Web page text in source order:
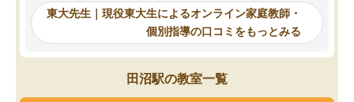
れるので、親としても安心です。毎日
使える自習室とかもあり、わからない
ところがあれば先生が回答してくれる
のも重宝しています。
自習室が毎日使えていつ
るのが心強かったよう
謝です。
東大先生｜現役東大生によるオンライン家庭教師・
個別指導の口コミをもっとみる
田沼駅の教室一覧